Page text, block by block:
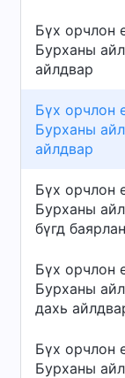
Бүх орчлон
Бурханы
айлдвар
Бүх орчлон
Бурханы
айлдвар
Бүх орчлон
Бурханы
бүгд
Бүх орчлон
Бурханы
дахь
Бүх орчлон
Бурханы